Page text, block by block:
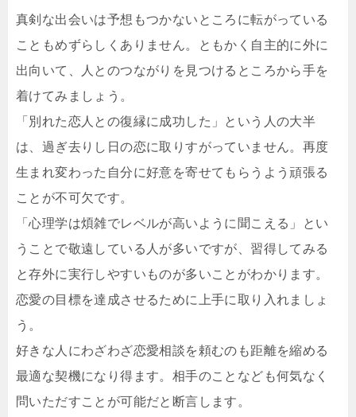
真剣な出会いは予想もつかないところに転がっている
こともめずらしくありません。ともかく自主的に外に
出向いて、人とのつながりを見つけるところから手を
着けてみましょう。
「別れた恋人との復縁に成功した」という人の大半
は、過ぎ去りし日の恋に取りすがっていません。再度
生まれ変わった自分に好意を寄せてもらうよう頑張る
ことが不可欠です。
「心理学は煩雑でレベルが高いように聞こえる」とい
うことで敬遠している人が多いですが、習得してみる
と存外に実行しやすいものが多いことがわかります。
恋愛の目標を達成させるために上手に取り入れましょ
う。
好きな人にわざわざ恋愛相談を頼むのも距離を縮める
最適な契機になり得ます。相手のことなども何気なく
問いただすことが可能だと断言します。